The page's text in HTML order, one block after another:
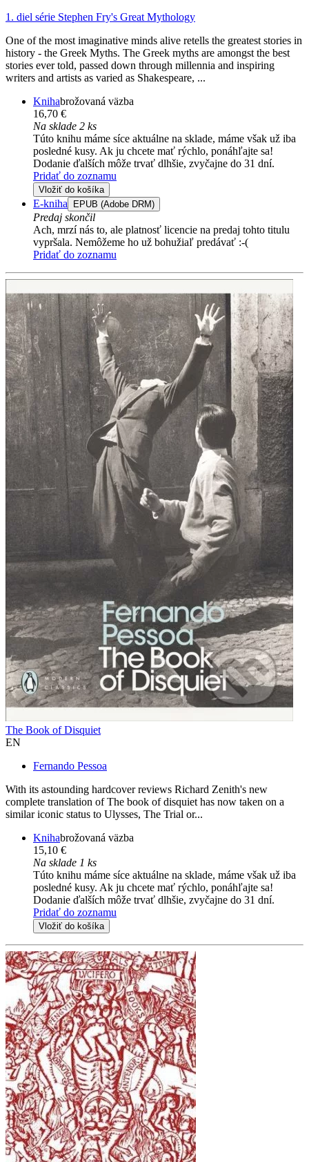
1. diel série Stephen Fry's Great Mythology
One of the most imaginative minds alive retells the greatest stories in
history - the Greek Myths. The Greek myths are amongst the best
stories ever told, passed down through millennia and inspiring
writers and artists as varied as Shakespeare, ...
Knihabrožovaná väzba
16,70 €
Na sklade 2 ks
Túto knihu máme síce aktuálne na sklade, máme však už iba
posledné kusy. Ak ju chcete mať rýchlo, ponáhľajte sa!
Dodanie ďalších môže trvať dlhšie, zvyčajne do 31 dní.
Pridať do zoznamu
Vložiť do košíka
E-kniha EPUB (Adobe DRM)
Predaj skončil
Ach, mrzí nás to, ale platnosť licencie na predaj tohto titulu
vypršala. Nemôžeme ho už bohužiaľ predávať :-(
Pridať do zoznamu
The Book of Disquiet
EN
Fernando Pessoa
With its astounding hardcover reviews Richard Zenith's new
complete translation of The book of disquiet has now taken on a
similar iconic status to Ulysses, The Trial or...
Knihabrožovaná väzba
15,10 €
Na sklade 1 ks
Túto knihu máme síce aktuálne na sklade, máme však už iba
posledné kusy. Ak ju chcete mať rýchlo, ponáhľajte sa!
Dodanie ďalších môže trvať dlhšie, zvyčajne do 31 dní.
Pridať do zoznamu
Vložiť do košíka